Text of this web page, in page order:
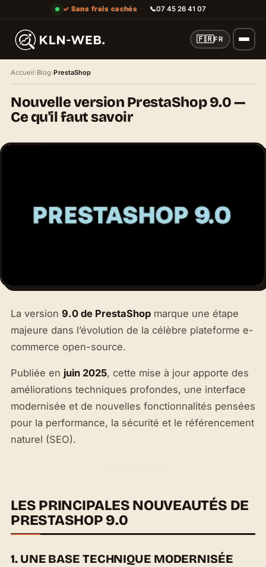
✓ Sans frais cachés · 📞07 45 26 41 07
🇫🇷FR
Accueil›Blog›PrestaShop
Nouvelle version PrestaShop 9.0 —
Ce qu'il faut savoir
La version 9.0 de PrestaShop marque une étape
majeure dans l’évolution de la célèbre plateforme e-
commerce open-source.
Publiée en juin 2025, cette mise à jour apporte des
améliorations techniques profondes, une interface
modernisée et de nouvelles fonctionnalités pensées
pour la performance, la sécurité et le référencement
naturel (SEO).
LES PRINCIPALES NOUVEAUTÉS DE
PRESTASHOP 9.0
1. UNE BASE TECHNIQUE MODERNISÉE